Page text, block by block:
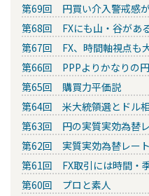
第69回 円買い介入警戒感
第68回 FXにも山・谷があ
第67回 FX、時間軸視点も
第66回 PPPよりかなりの
第65回 購買力平価説
第64回 米大統領選とドル
第63回 円の実質実効為替
第62回 実質実効為替レー
第61回 FX取引には時間・
第60回 プロと素人